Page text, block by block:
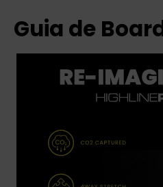
Guia de